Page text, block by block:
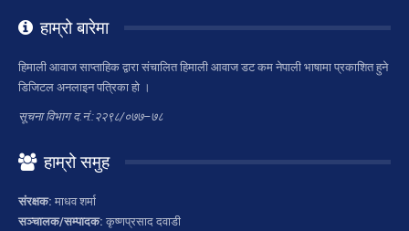
हाम्रो बारेमा
हिमाली आवाज साप्ताहिक द्वारा संचालित हिमाली आवाज डट कम नेपाली भाषामा प्रकाशित हुने
डिजिटल अनलाइन पत्रिका हो ।
सूचना विभाग द.नं.:२२९८/०७७–७८
हाम्रो समुह
संरक्षक: माधव शर्मा
सञ्चालक/सम्पादक: कृष्णप्रसाद दवाडी